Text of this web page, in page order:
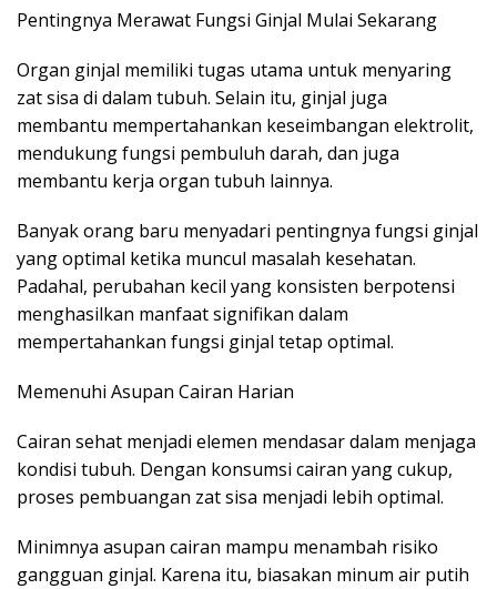
Pentingnya Merawat Fungsi Ginjal Mulai Sekarang
Organ ginjal memiliki tugas utama untuk menyaring
zat sisa di dalam tubuh. Selain itu, ginjal juga
membantu mempertahankan keseimbangan elektrolit,
mendukung fungsi pembuluh darah, dan juga
membantu kerja organ tubuh lainnya.
Banyak orang baru menyadari pentingnya fungsi ginjal
yang optimal ketika muncul masalah kesehatan.
Padahal, perubahan kecil yang konsisten berpotensi
menghasilkan manfaat signifikan dalam
mempertahankan fungsi ginjal tetap optimal.
Memenuhi Asupan Cairan Harian
Cairan sehat menjadi elemen mendasar dalam menjaga
kondisi tubuh. Dengan konsumsi cairan yang cukup,
proses pembuangan zat sisa menjadi lebih optimal.
Minimnya asupan cairan mampu menambah risiko
gangguan ginjal. Karena itu, biasakan minum air putih